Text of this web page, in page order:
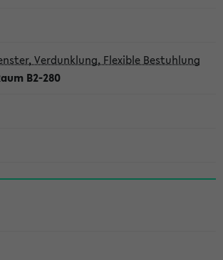
Verdunklung, Flexible Bestuhlung
B2-280